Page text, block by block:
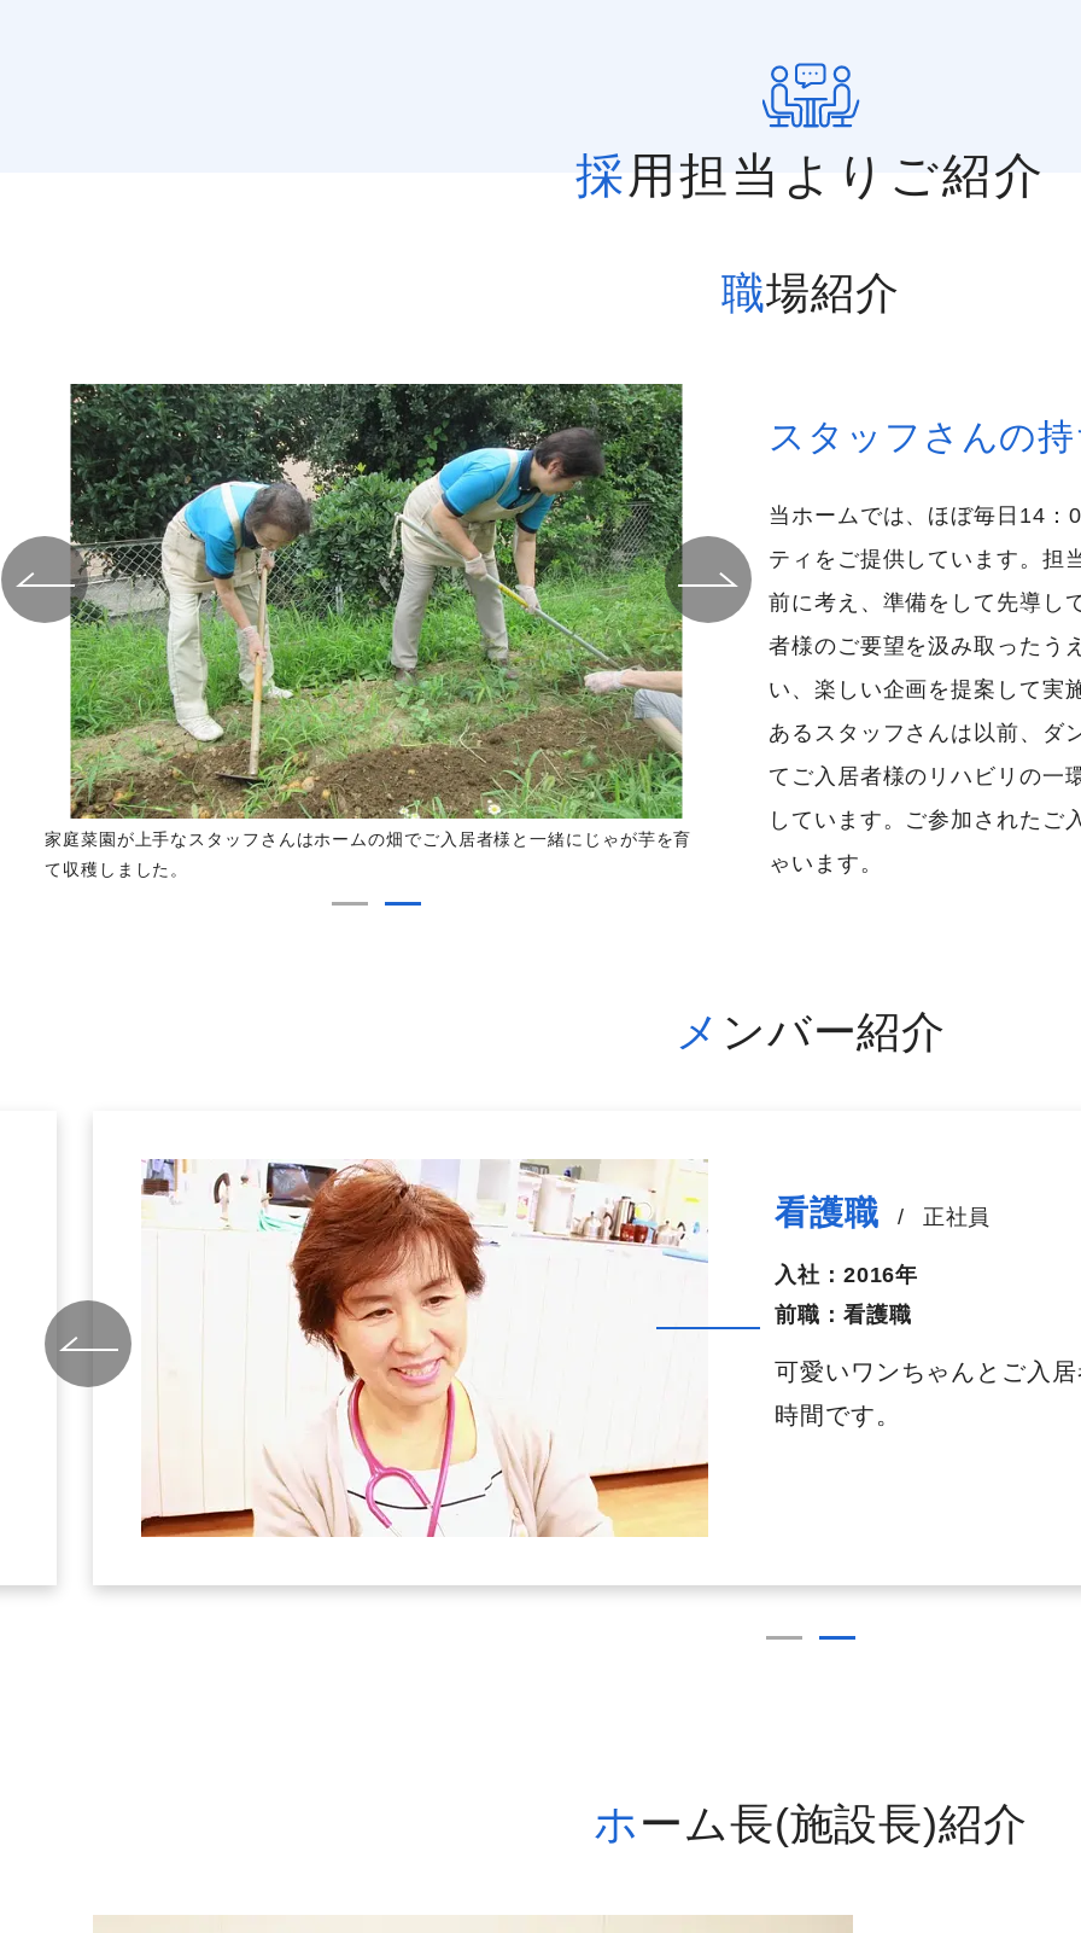
採用担当よりご紹介
職場紹介
家庭菜園が上手なスタッフさんはホームの畑でご入居者様と一緒にじゃが芋を育
て収穫しました。
スタッフさんの
当ホームでは、ほぼ毎日14：
ティをご提供しています。担
前に考え、準備をして先導し
者様のご要望を汲み取ったう
い、楽しい企画を提案して実
あるスタッフさんは以前、ダ
てご入居者様のリハビリの一
しています。ご参加されたご
ゃいます。
メンバー紹介
看護職 / 正社員
入社： 2016年
前職： 看護職
可愛いワンちゃんとご入
時間です。
ホーム長(施設長)紹介